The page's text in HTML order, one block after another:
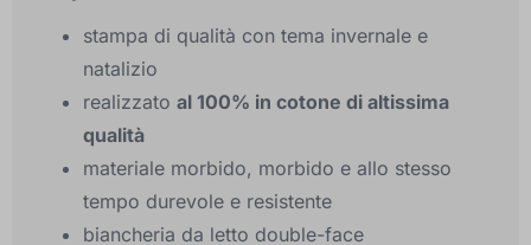
stampa di qualità con tema invernale e
natalizio
realizzato al 100% in cotone di altissima
qualità
materiale morbido, morbido e allo stesso
tempo durevole e resistente
biancheria da letto double-face